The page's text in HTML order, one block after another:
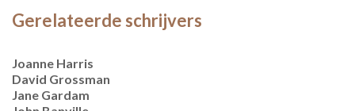
Gerelateerde schrijvers
Joanne Harris
David Grossman
Jane Gardam